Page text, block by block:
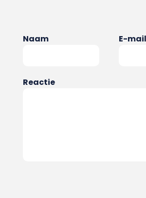
Naam E-mail
Reactie